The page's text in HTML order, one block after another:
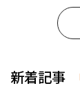
新着記事